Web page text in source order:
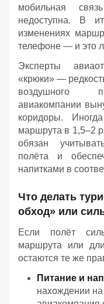
мобильная
недоступна. В
изменениях
телефоне — и это
Эксперты
«крюки» —
воздушного
авиакомпании
коридоры.
маршрута в 1,5–2
обязан
полёта и
напитками в
Что делать
обход» или
Если полёт
маршрута или
остаются те же
Питание и
нахождении на